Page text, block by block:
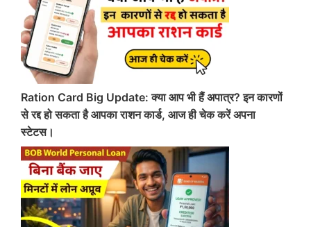
Ration Card Big Update: क्या आप भी हैं अपात्र? इन कारणों
से रद्द हो सकता है आपका राशन कार्ड, आज ही चेक करें अपना
स्टेटस।